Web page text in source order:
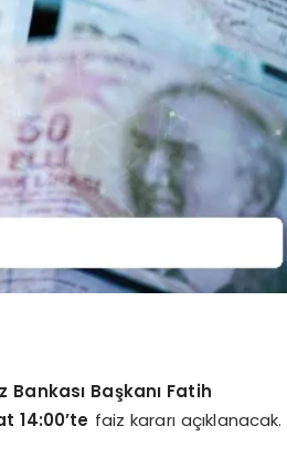
Bankası Başkanı Fatih
14:00’te faiz kararı açıklanacak.